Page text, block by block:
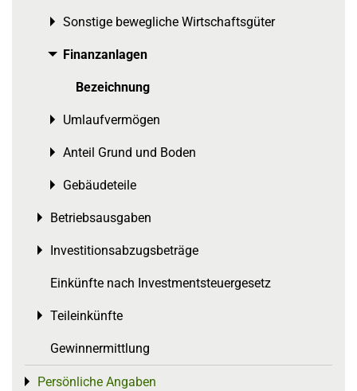
Sonstige bewegliche Wirtschaftsgüter
Toggle menu
Finanzanlagen
Toggle menu
Bezeichnung
Umlaufvermögen
Toggle menu
Anteil Grund und Boden
Toggle menu
Gebäudeteile
Toggle menu
Betriebsausgaben
Toggle menu
Investitionsabzugsbeträge
Toggle menu
Einkünfte nach Investmentsteuergesetz
Teileinkünfte
Toggle menu
Gewinnermittlung
Persönliche Angaben
Toggle menu